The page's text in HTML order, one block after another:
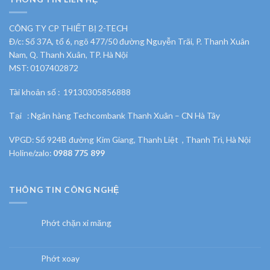
CÔNG TY CP THIẾT BỊ 2-TECH
Đ/c: Số 37A, tổ 6, ngõ 477/50 đường Nguyễn Trãi, P. Thanh Xuân
Nam, Q. Thanh Xuân, TP. Hà Nội
MST: 0107402872
Tài khoản số : 19130305856888
Tại : Ngân hàng Techcombank Thanh Xuân – CN Hà Tây
VPGD: Số 924B đường Kim Giang, Thanh Liệt , Thanh Trì, Hà Nội
Holine/zalo: 0988 775 899
THÔNG TIN CÔNG NGHỆ
Phớt chặn xi măng
Phớt xoay